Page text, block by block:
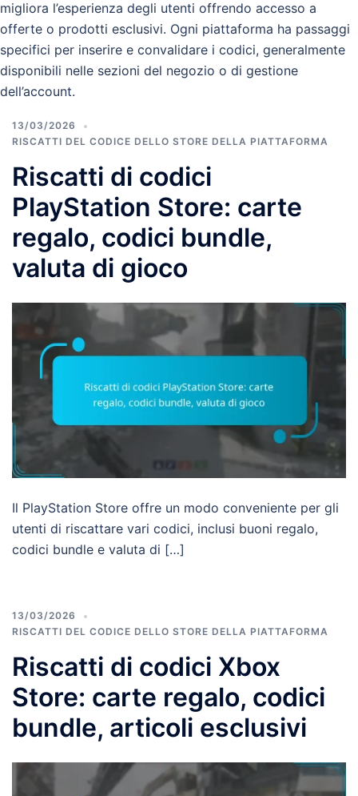
migliora l’esperienza degli utenti offrendo accesso a
offerte o prodotti esclusivi. Ogni piattaforma ha passaggi
specifici per inserire e convalidare i codici, generalmente
disponibili nelle sezioni del negozio o di gestione
dell’account.
13/03/2026
RISCATTI DEL CODICE DELLO STORE DELLA PIATTAFORMA
Riscatti di codici
PlayStation Store: carte
regalo, codici bundle,
valuta di gioco
Il PlayStation Store offre un modo conveniente per gli
utenti di riscattare vari codici, inclusi buoni regalo,
codici bundle e valuta di […]
13/03/2026
RISCATTI DEL CODICE DELLO STORE DELLA PIATTAFORMA
Riscatti di codici Xbox
Store: carte regalo, codici
bundle, articoli esclusivi